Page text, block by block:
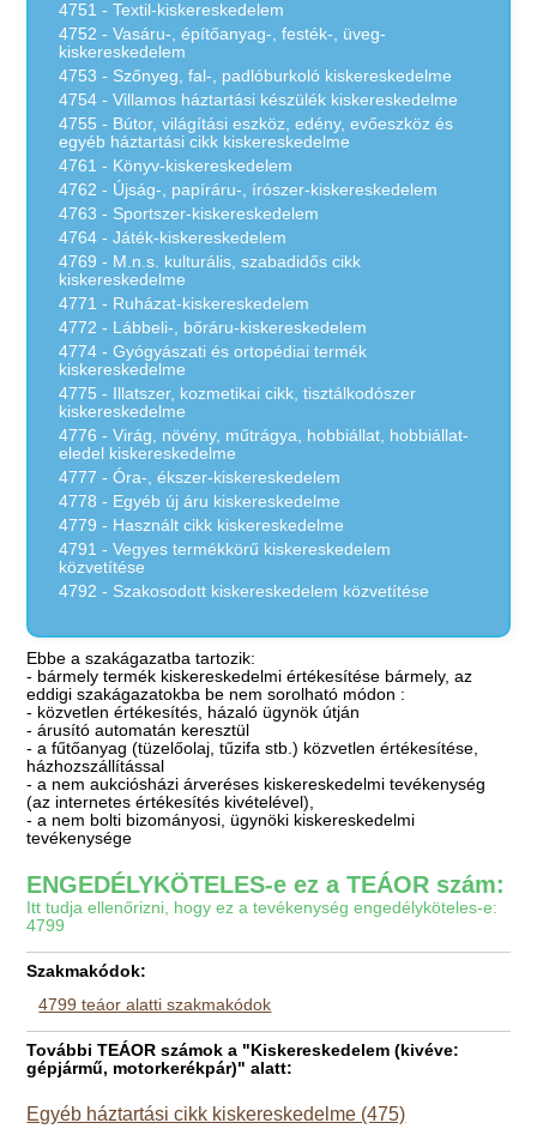
4751 - Textil-kiskereskedelem
4752 - Vasáru-, építőanyag-, festék-, üveg-
kiskereskedelem
4753 - Szőnyeg, fal-, padlóburkoló kiskereskedelme
4754 - Villamos háztartási készülék kiskereskedelme
4755 - Bútor, világítási eszköz, edény, evőeszköz és
egyéb háztartási cikk kiskereskedelme
4761 - Könyv-kiskereskedelem
4762 - Újság-, papíráru-, írószer-kiskereskedelem
4763 - Sportszer-kiskereskedelem
4764 - Játék-kiskereskedelem
4769 - M.n.s. kulturális, szabadidős cikk
kiskereskedelme
4771 - Ruházat-kiskereskedelem
4772 - Lábbeli-, bőráru-kiskereskedelem
4774 - Gyógyászati és ortopédiai termék
kiskereskedelme
4775 - Illatszer, kozmetikai cikk, tisztálkodószer
kiskereskedelme
4776 - Virág, növény, műtrágya, hobbiállat, hobbiállat-
eledel kiskereskedelme
4777 - Óra-, ékszer-kiskereskedelem
4778 - Egyéb új áru kiskereskedelme
4779 - Használt cikk kiskereskedelme
4791 - Vegyes termékkörű kiskereskedelem
közvetítése
4792 - Szakosodott kiskereskedelem közvetítése
Ebbe a szakágazatba tartozik:
- bármely termék kiskereskedelmi értékesítése bármely, az
eddigi szakágazatokba be nem sorolható módon :
- közvetlen értékesítés, házaló ügynök útján
- árusító automatán keresztül
- a fűtőanyag (tüzelőolaj, tűzifa stb.) közvetlen értékesítése,
házhozszállítással
- a nem aukciósházi árveréses kiskereskedelmi tevékenység
(az internetes értékesítés kivételével),
- a nem bolti bizományosi, ügynöki kiskereskedelmi
tevékenysége
ENGEDÉLYKÖTELES-e ez a TEÁOR szám:
Itt tudja ellenőrizni, hogy ez a tevékenység engedélyköteles-e:
4799
Szakmakódok:
4799 teáor alatti szakmakódok
További TEÁOR számok a "Kiskereskedelem (kivéve:
gépjármű, motorkerékpár)" alatt:
Egyéb háztartási cikk kiskereskedelme (475)